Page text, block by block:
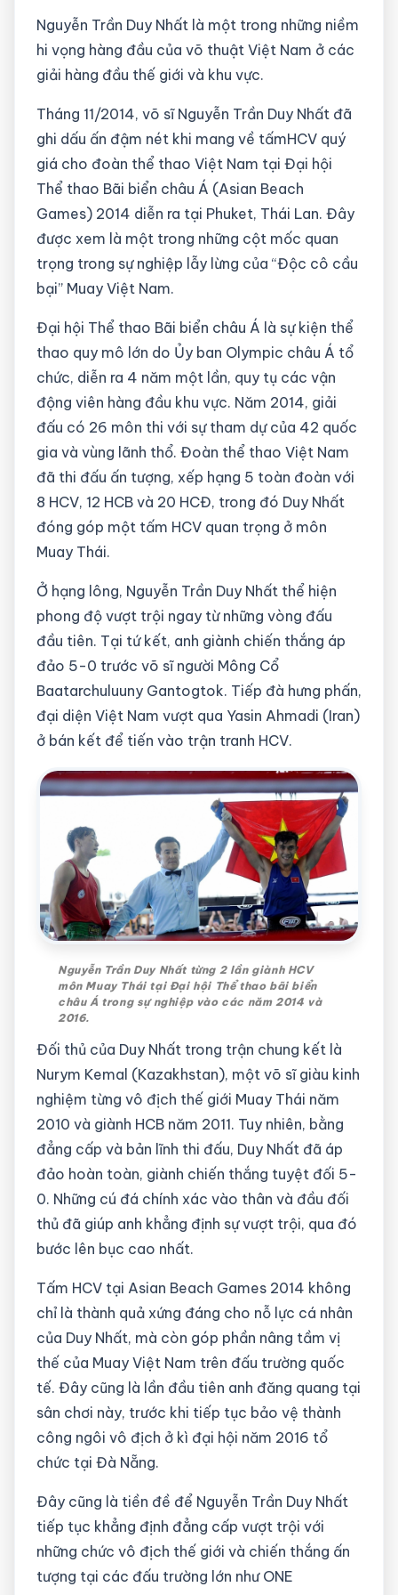
Nguyễn Trần Duy Nhất là một trong những niềm
hi vọng hàng đầu của võ thuật Việt Nam ở các
giải hàng đầu thế giới và khu vực.
Tháng 11/2014, võ sĩ Nguyễn Trần Duy Nhất đã
ghi dấu ấn đậm nét khi mang về tấmHCV quý
giá cho đoàn thể thao Việt Nam tại Đại hội
Thể thao Bãi biển châu Á (Asian Beach
Games) 2014 diễn ra tại Phuket, Thái Lan. Đây
được xem là một trong những cột mốc quan
trọng trong sự nghiệp lẫy lừng của “Độc cô cầu
bại” Muay Việt Nam.
Đại hội Thể thao Bãi biển châu Á là sự kiện thể
thao quy mô lớn do Ủy ban Olympic châu Á tổ
chức, diễn ra 4 năm một lần, quy tụ các vận
động viên hàng đầu khu vực. Năm 2014, giải
đấu có 26 môn thi với sự tham dự của 42 quốc
gia và vùng lãnh thổ. Đoàn thể thao Việt Nam
đã thi đấu ấn tượng, xếp hạng 5 toàn đoàn với
8 HCV, 12 HCB và 20 HCĐ, trong đó Duy Nhất
đóng góp một tấm HCV quan trọng ở môn
Muay Thái.
Ở hạng lông, Nguyễn Trần Duy Nhất thể hiện
phong độ vượt trội ngay từ những vòng đấu
đầu tiên. Tại tứ kết, anh giành chiến thắng áp
đảo 5-0 trước võ sĩ người Mông Cổ
Baatarchuluuny Gantogtok. Tiếp đà hưng phấn,
đại diện Việt Nam vượt qua Yasin Ahmadi (Iran)
ở bán kết để tiến vào trận tranh HCV.
Nguyễn Trần Duy Nhất từng 2 lần giành HCV
môn Muay Thái tại Đại hội Thể thao bãi biển
châu Á trong sự nghiệp vào các năm 2014 và
2016.
Đối thủ của Duy Nhất trong trận chung kết là
Nurym Kemal (Kazakhstan), một võ sĩ giàu kinh
nghiệm từng vô địch thế giới Muay Thái năm
2010 và giành HCB năm 2011. Tuy nhiên, bằng
đẳng cấp và bản lĩnh thi đấu, Duy Nhất đã áp
đảo hoàn toàn, giành chiến thắng tuyệt đối 5-
0. Những cú đá chính xác vào thân và đầu đối
thủ đã giúp anh khẳng định sự vượt trội, qua đó
bước lên bục cao nhất.
Tấm HCV tại Asian Beach Games 2014 không
chỉ là thành quả xứng đáng cho nỗ lực cá nhân
của Duy Nhất, mà còn góp phần nâng tầm vị
thế của Muay Việt Nam trên đấu trường quốc
tế. Đây cũng là lần đầu tiên anh đăng quang tại
sân chơi này, trước khi tiếp tục bảo vệ thành
công ngôi vô địch ở kì đại hội năm 2016 tổ
chức tại Đà Nẵng.
Đây cũng là tiền đề để Nguyễn Trần Duy Nhất
tiếp tục khẳng định đẳng cấp vượt trội với
những chức vô địch thế giới và chiến thắng ấn
tượng tại các đấu trường lớn như ONE